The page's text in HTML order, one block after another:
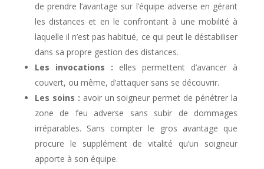
de prendre l’avantage sur l’équipe adverse en gérant
les distances et en le confrontant à une mobilité à
laquelle il n’est pas habitué, ce qui peut le déstabiliser
dans sa propre gestion des distances.
Les invocations : elles permettent d’avancer à
couvert, ou même, d’attaquer sans se découvrir.
Les soins : avoir un soigneur permet de pénétrer la
zone de feu adverse sans subir de dommages
irréparables. Sans compter le gros avantage que
procure le supplément de vitalité qu’un soigneur
apporte à son équipe.